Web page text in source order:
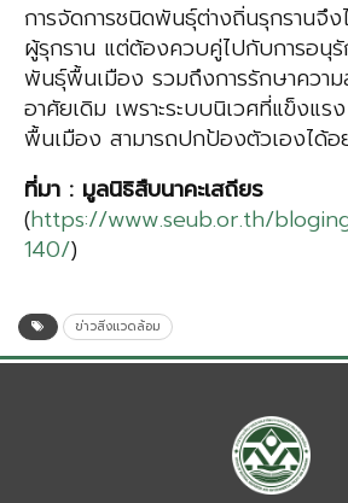
การจัดการชนิดพันธุ์ต่างถิ่นรุกรานจึง
ผู้รุกราน แต่ต้องควบคู่ไปกับการอนุ
พันธุ์พื้นเมือง รวมถึงการรักษาควา
อาศัยเดิม เพราะระบบนิเวศที่แข็งแ
พื้นเมือง สามารถปกป้องตัวเองได้
ที่มา : มูลนิธิสืบนาคะเสถียร
(https://www.seub.or.th/
140/)
ข่าวสิ่งแวดล้อม